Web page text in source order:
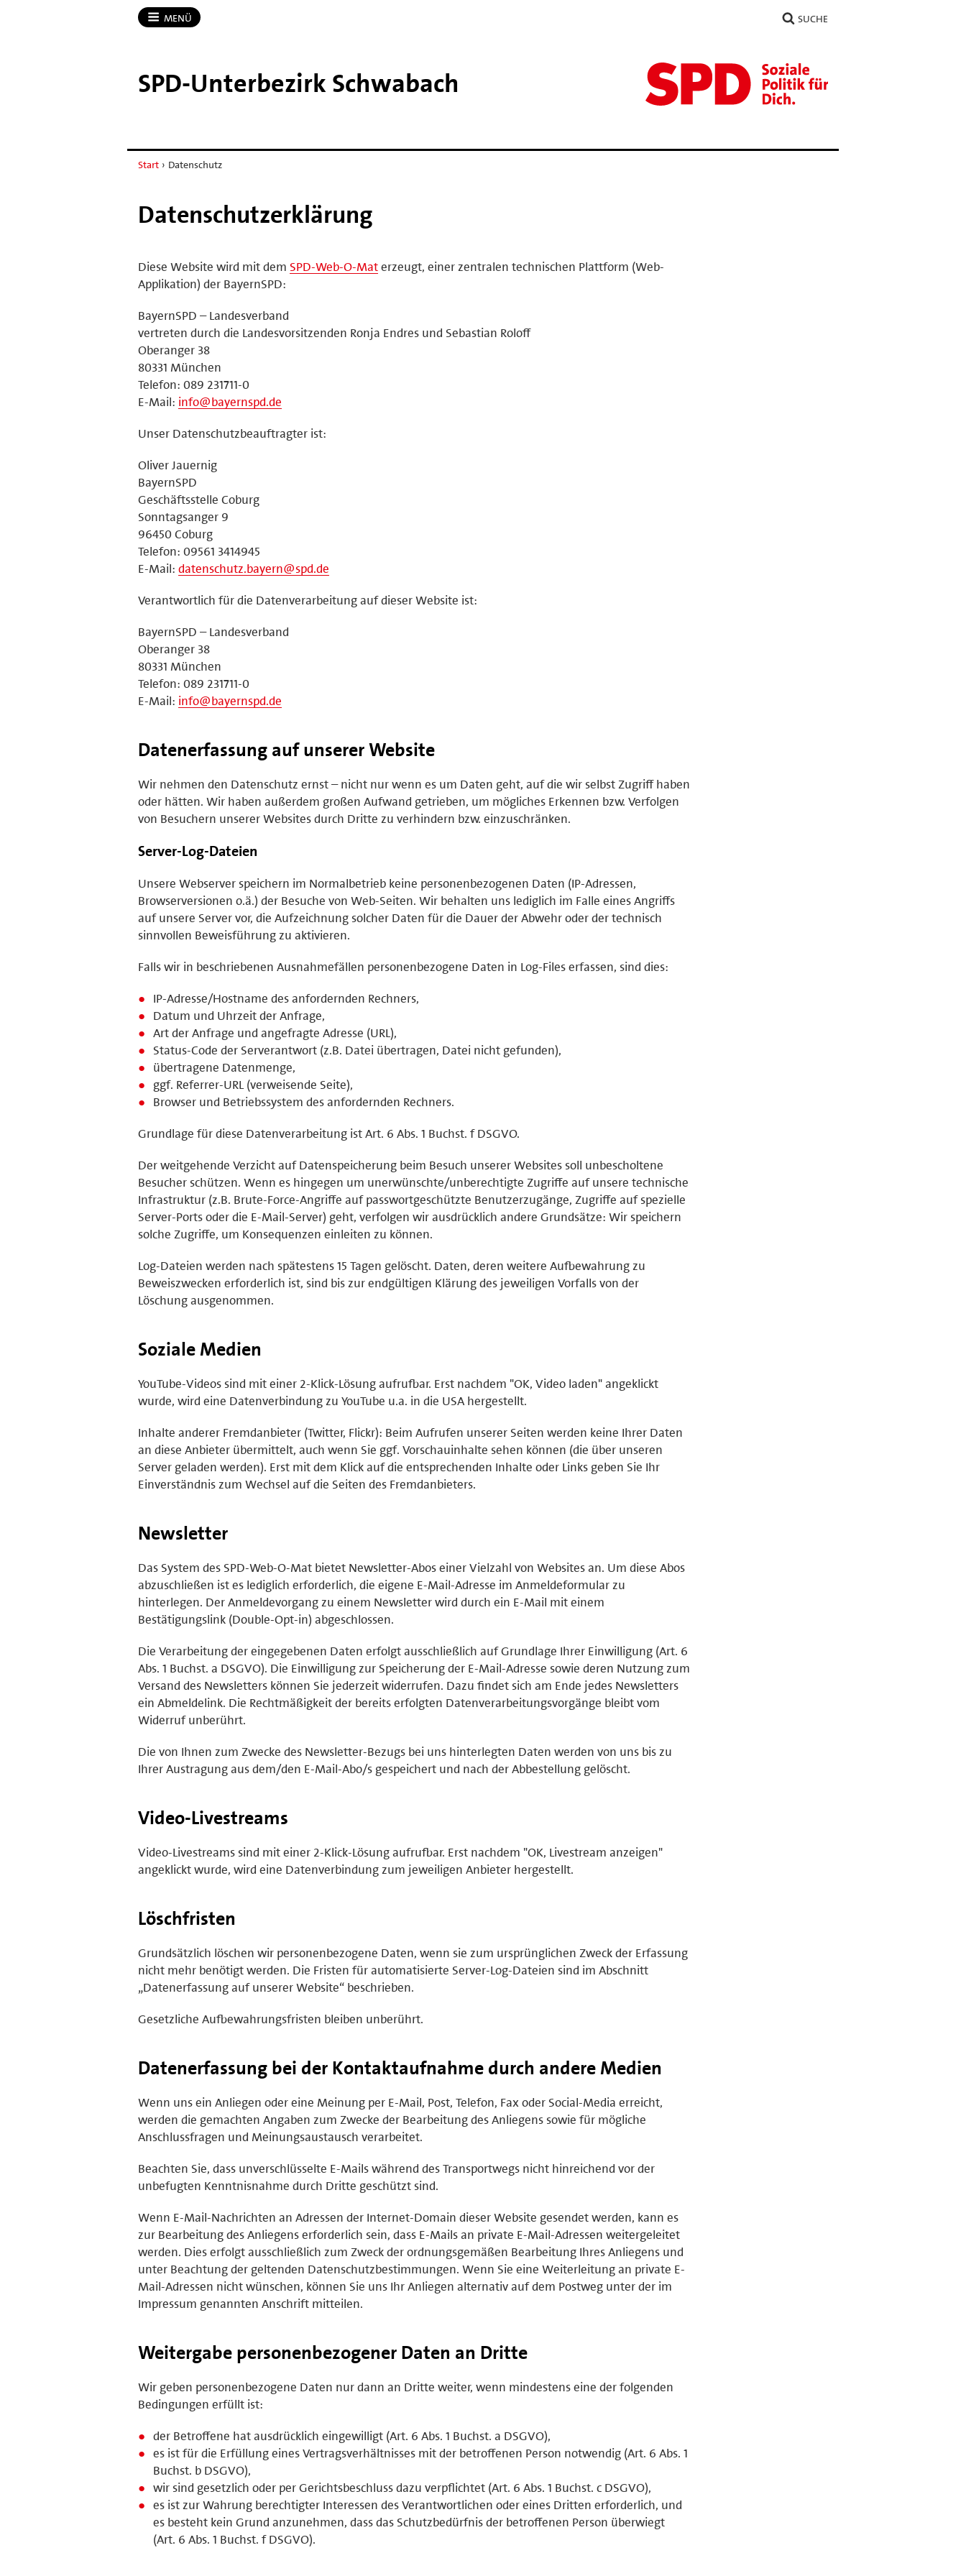
MENÜ SUCHE
SPD-​Unterbezirk Schwabach
Start › Datenschutz
Datenschutzerklärung
Diese Website wird mit dem SPD-Web-O-Materzeugt, einer zentralen technischen Plattform (Web-
Applikation) der BayernSPD:
BayernSPD – Landesverband
vertreten durch die Landesvorsitzenden Ronja Endres und Sebastian Roloff
Oberanger 38
80331 München
Telefon: 089 231711-0
E-Mail: info@bayernspd.de
Unser Datenschutzbeauftragter ist:
Oliver Jauernig
BayernSPD
Geschäftsstelle Coburg
Sonntagsanger 9
96450 Coburg
Telefon: 09561 3414945
E-Mail: datenschutz.bayern@spd.de
Verantwortlich für die Datenverarbeitung auf dieser Website ist:
BayernSPD – Landesverband
Oberanger 38
80331 München
Telefon: 089 231711-0
E-Mail: info@bayernspd.de
Datenerfassung auf unserer Website
Wir nehmen den Datenschutz ernst – nicht nur wenn es um Daten geht, auf die wir selbst Zugriff haben
oder hätten. Wir haben außerdem großen Aufwand getrieben, um mögliches Erkennen bzw. Verfolgen
von Besuchern unserer Websites durch Dritte zu verhindern bzw. einzuschränken.
Server-Log-Dateien
Unsere Webserver speichern im Normalbetrieb keine personenbezogenen Daten (IP-Adressen,
Browserversionen o.ä.) der Besuche von Web-Seiten. Wir behalten uns lediglich im Falle eines Angriffs
auf unsere Server vor, die Aufzeichnung solcher Daten für die Dauer der Abwehr oder der technisch
sinnvollen Beweisführung zu aktivieren.
Falls wir in beschriebenen Ausnahmefällen personenbezogene Daten in Log-Files erfassen, sind dies:
IP-Adresse/Hostname des anfordernden Rechners,
Datum und Uhrzeit der Anfrage,
Art der Anfrage und angefragte Adresse (URL),
Status-Code der Serverantwort (z.B. Datei übertragen, Datei nicht gefunden),
übertragene Datenmenge,
ggf. Referrer-URL (verweisende Seite),
Browser und Betriebssystem des anfordernden Rechners.
Grundlage für diese Datenverarbeitung ist Art. 6 Abs. 1 Buchst. f DSGVO.
Der weitgehende Verzicht auf Datenspeicherung beim Besuch unserer Websites soll unbescholtene
Besucher schützen. Wenn es hingegen um unerwünschte/unberechtigte Zugriffe auf unsere technische
Infrastruktur (z.B. Brute-Force-Angriffe auf passwortgeschützte Benutzerzugänge, Zugriffe auf spezielle
Server-Ports oder die E-Mail-Server) geht, verfolgen wir ausdrücklich andere Grundsätze: Wir speichern
solche Zugriffe, um Konsequenzen einleiten zu können.
Log-Dateien werden nach spätestens 15 Tagen gelöscht. Daten, deren weitere Aufbewahrung zu
Beweiszwecken erforderlich ist, sind bis zur endgültigen Klärung des jeweiligen Vorfalls von der
Löschung ausgenommen.
Soziale Medien
YouTube-Videos sind mit einer 2-Klick-Lösung aufrufbar. Erst nachdem "OK, Video laden" angeklickt
wurde, wird eine Datenverbindung zu YouTube u.a. in die USA hergestellt.
Inhalte anderer Fremdanbieter (Twitter, Flickr): Beim Aufrufen unserer Seiten werden keine Ihrer Daten
an diese Anbieter übermittelt, auch wenn Sie ggf. Vorschauinhalte sehen können (die über unseren
Server geladen werden). Erst mit dem Klick auf die entsprechenden Inhalte oder Links geben Sie Ihr
Einverständnis zum Wechsel auf die Seiten des Fremdanbieters.
Newsletter
Das System des SPD-Web-O-Mat bietet Newsletter-Abos einer Vielzahl von Websites an. Um diese Abos
abzuschließen ist es lediglich erforderlich, die eigene E-Mail-Adresse im Anmeldeformular zu
hinterlegen. Der Anmeldevorgang zu einem Newsletter wird durch ein E-Mail mit einem
Bestätigungslink (Double-Opt-in) abgeschlossen.
Die Verarbeitung der eingegebenen Daten erfolgt ausschließlich auf Grundlage Ihrer Einwilligung (Art. 6
Abs. 1 Buchst. a DSGVO). Die Einwilligung zur Speicherung der E-Mail-Adresse sowie deren Nutzung zum
Versand des Newsletters können Sie jederzeit widerrufen. Dazu findet sich am Ende jedes Newsletters
ein Abmeldelink. Die Rechtmäßigkeit der bereits erfolgten Datenverarbeitungsvorgänge bleibt vom
Widerruf unberührt.
Die von Ihnen zum Zwecke des Newsletter-Bezugs bei uns hinterlegten Daten werden von uns bis zu
Ihrer Austragung aus dem/den E-Mail-Abo/s gespeichert und nach der Abbestellung gelöscht.
Video-Livestreams
Video-Livestreams sind mit einer 2-Klick-Lösung aufrufbar. Erst nachdem "OK, Livestream anzeigen"
angeklickt wurde, wird eine Datenverbindung zum jeweiligen Anbieter hergestellt.
Löschfristen
Grundsätzlich löschen wir personenbezogene Daten, wenn sie zum ursprünglichen Zweck der Erfassung
nicht mehr benötigt werden. Die Fristen für automatisierte Server-Log-Dateien sind im Abschnitt
„Datenerfassung auf unserer Website“ beschrieben.
Gesetzliche Aufbewahrungsfristen bleiben unberührt.
Datenerfassung bei der Kontaktaufnahme durch andere Medien
Wenn uns ein Anliegen oder eine Meinung per E-Mail, Post, Telefon, Fax oder Social-Media erreicht,
werden die gemachten Angaben zum Zwecke der Bearbeitung des Anliegens sowie für mögliche
Anschlussfragen und Meinungsaustausch verarbeitet.
Beachten Sie, dass unverschlüsselte E-Mails während des Transportwegs nicht hinreichend vor der
unbefugten Kenntnisnahme durch Dritte geschützt sind.
Wenn E-Mail-Nachrichten an Adressen der Internet-Domain dieser Website gesendet werden, kann es
zur Bearbeitung des Anliegens erforderlich sein, dass E-Mails an private E-Mail-Adressen weitergeleitet
werden. Dies erfolgt ausschließlich zum Zweck der ordnungsgemäßen Bearbeitung Ihres Anliegens und
unter Beachtung der geltenden Datenschutzbestimmungen. Wenn Sie eine Weiterleitung an private E-
Mail-Adressen nicht wünschen, können Sie uns Ihr Anliegen alternativ auf dem Postweg unter der im
Impressum genannten Anschrift mitteilen.
Weitergabe personenbezogener Daten an Dritte
Wir geben personenbezogene Daten nur dann an Dritte weiter, wenn mindestens eine der folgenden
Bedingungen erfüllt ist:
der Betroffene hat ausdrücklich eingewilligt (Art. 6 Abs. 1 Buchst. a DSGVO),
es ist für die Erfüllung eines Vertragsverhältnisses mit der betroffenen Person notwendig (Art. 6 Abs. 1
Buchst. b DSGVO),
wir sind gesetzlich oder per Gerichtsbeschluss dazu verpflichtet (Art. 6 Abs. 1 Buchst. c DSGVO),
es ist zur Wahrung berechtigter Interessen des Verantwortlichen oder eines Dritten erforderlich, und
es besteht kein Grund anzunehmen, dass das Schutzbedürfnis der betroffenen Person überwiegt
(Art. 6 Abs. 1 Buchst. f DSGVO).